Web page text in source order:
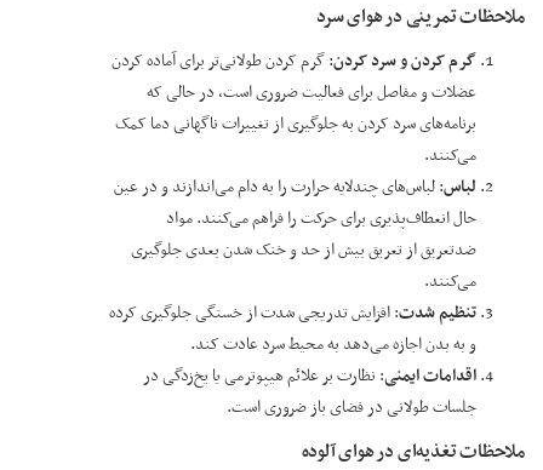
ملاحظات تمرینی در هوای سرد
گرم کردن و سرد کردن: گرم کردن طولانی‌تر برای آماده کردن
عضلات و مفاصل برای فعالیت ضروری است، در حالی که
برنامه‌های سرد کردن به جلوگیری از تغییرات ناگهانی دما کمک
می‌کنند.
لباس: لباس‌های چندلایه حرارت را به دام می‌اندازند و در عین
حال انعطاف‌پذیری برای حرکت را فراهم می‌کنند. مواد
ضدتعریق از تعریق بیش از حد و خنک شدن بعدی جلوگیری
می‌کنند.
تنظیم شدت: افزایش تدریجی شدت از خستگی جلوگیری کرده
و به بدن اجازه می‌دهد به محیط سرد عادت کند.
اقدامات ایمنی: نظارت بر علائم هیپوترمی یا یخ‌زدگی در
جلسات طولانی در فضای باز ضروری است.
ملاحظات تغذیه‌ای در هوای آلوده